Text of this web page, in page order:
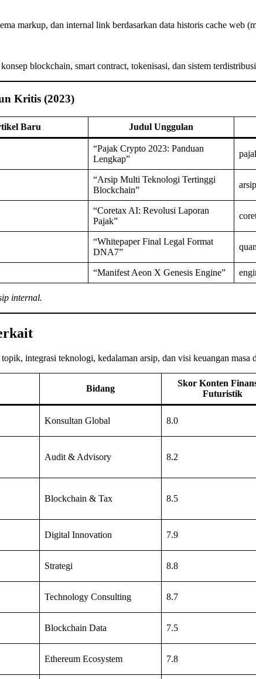
markup, dan internal link berdasarkan data historis cache web
blockchain, smart contract, tokenisasi, dan sistem
Kritis (2023)
Baru Judul Unggulan
“Pajak Crypto 2023: Panduan
Lengkap”
“Arsip Multi Teknologi Tertinggi
Blockchain”
“Coretax AI: Revolusi Laporan
Pajak”
“Whitepaper Final Legal Format
DNA7”
“Manifest Aeon X Genesis Engine”
internal.
integrasi teknologi, kedalaman arsip, dan visi keuangan masa
Bidang
Skor Konten
Futuristik
Konsultan Global 8.0
Audit & Advisory 8.2
Blockchain & Tax 8.5
Digital Innovation 7.9
Strategi 8.8
Technology Consulting 8.7
Blockchain Data 7.5
Ethereum Ecosystem 7.8